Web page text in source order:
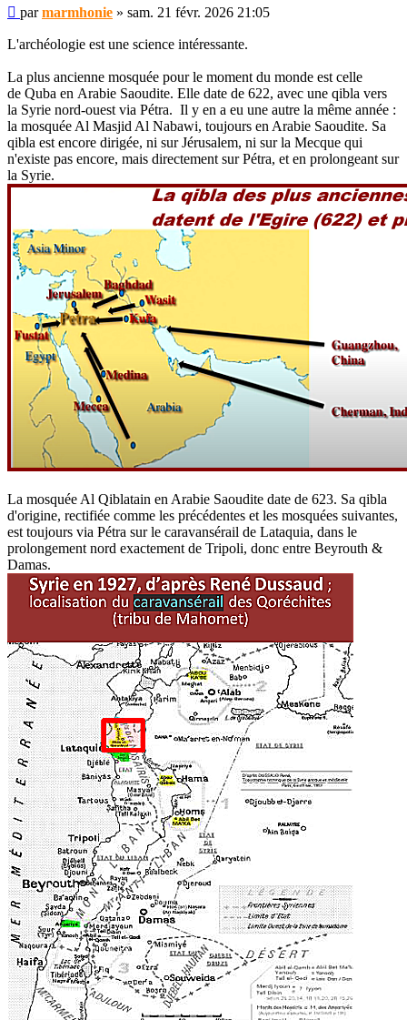
Message
non
lu
parmarmhonie » sam. 21 févr. 2026 21:05
L'archéologie est une science intéressante.
La plus ancienne mosquée pour le moment du monde est celle
de Quba en Arabie Saoudite. Elle date de 622, avec une qibla vers
la Syrie nord-ouest via Pétra. Il y en a eu une autre la même année :
la mosquée Al Masjid Al Nabawi, toujours en Arabie Saoudite. Sa
qibla est encore dirigée, ni sur Jérusalem, ni sur la Mecque qui
n'existe pas encore, mais directement sur Pétra, et en prolongeant sur
la Syrie.
La mosquée Al Qiblatain en Arabie Saoudite date de 623. Sa qibla
d'origine, rectifiée comme les précédentes et les mosquées suivantes,
est toujours via Pétra sur le caravansérail de Lataquia, dans le
prolongement nord exactement de Tripoli, donc entre Beyrouth &
Damas.